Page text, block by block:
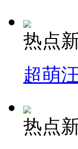
热点
超萌
热点